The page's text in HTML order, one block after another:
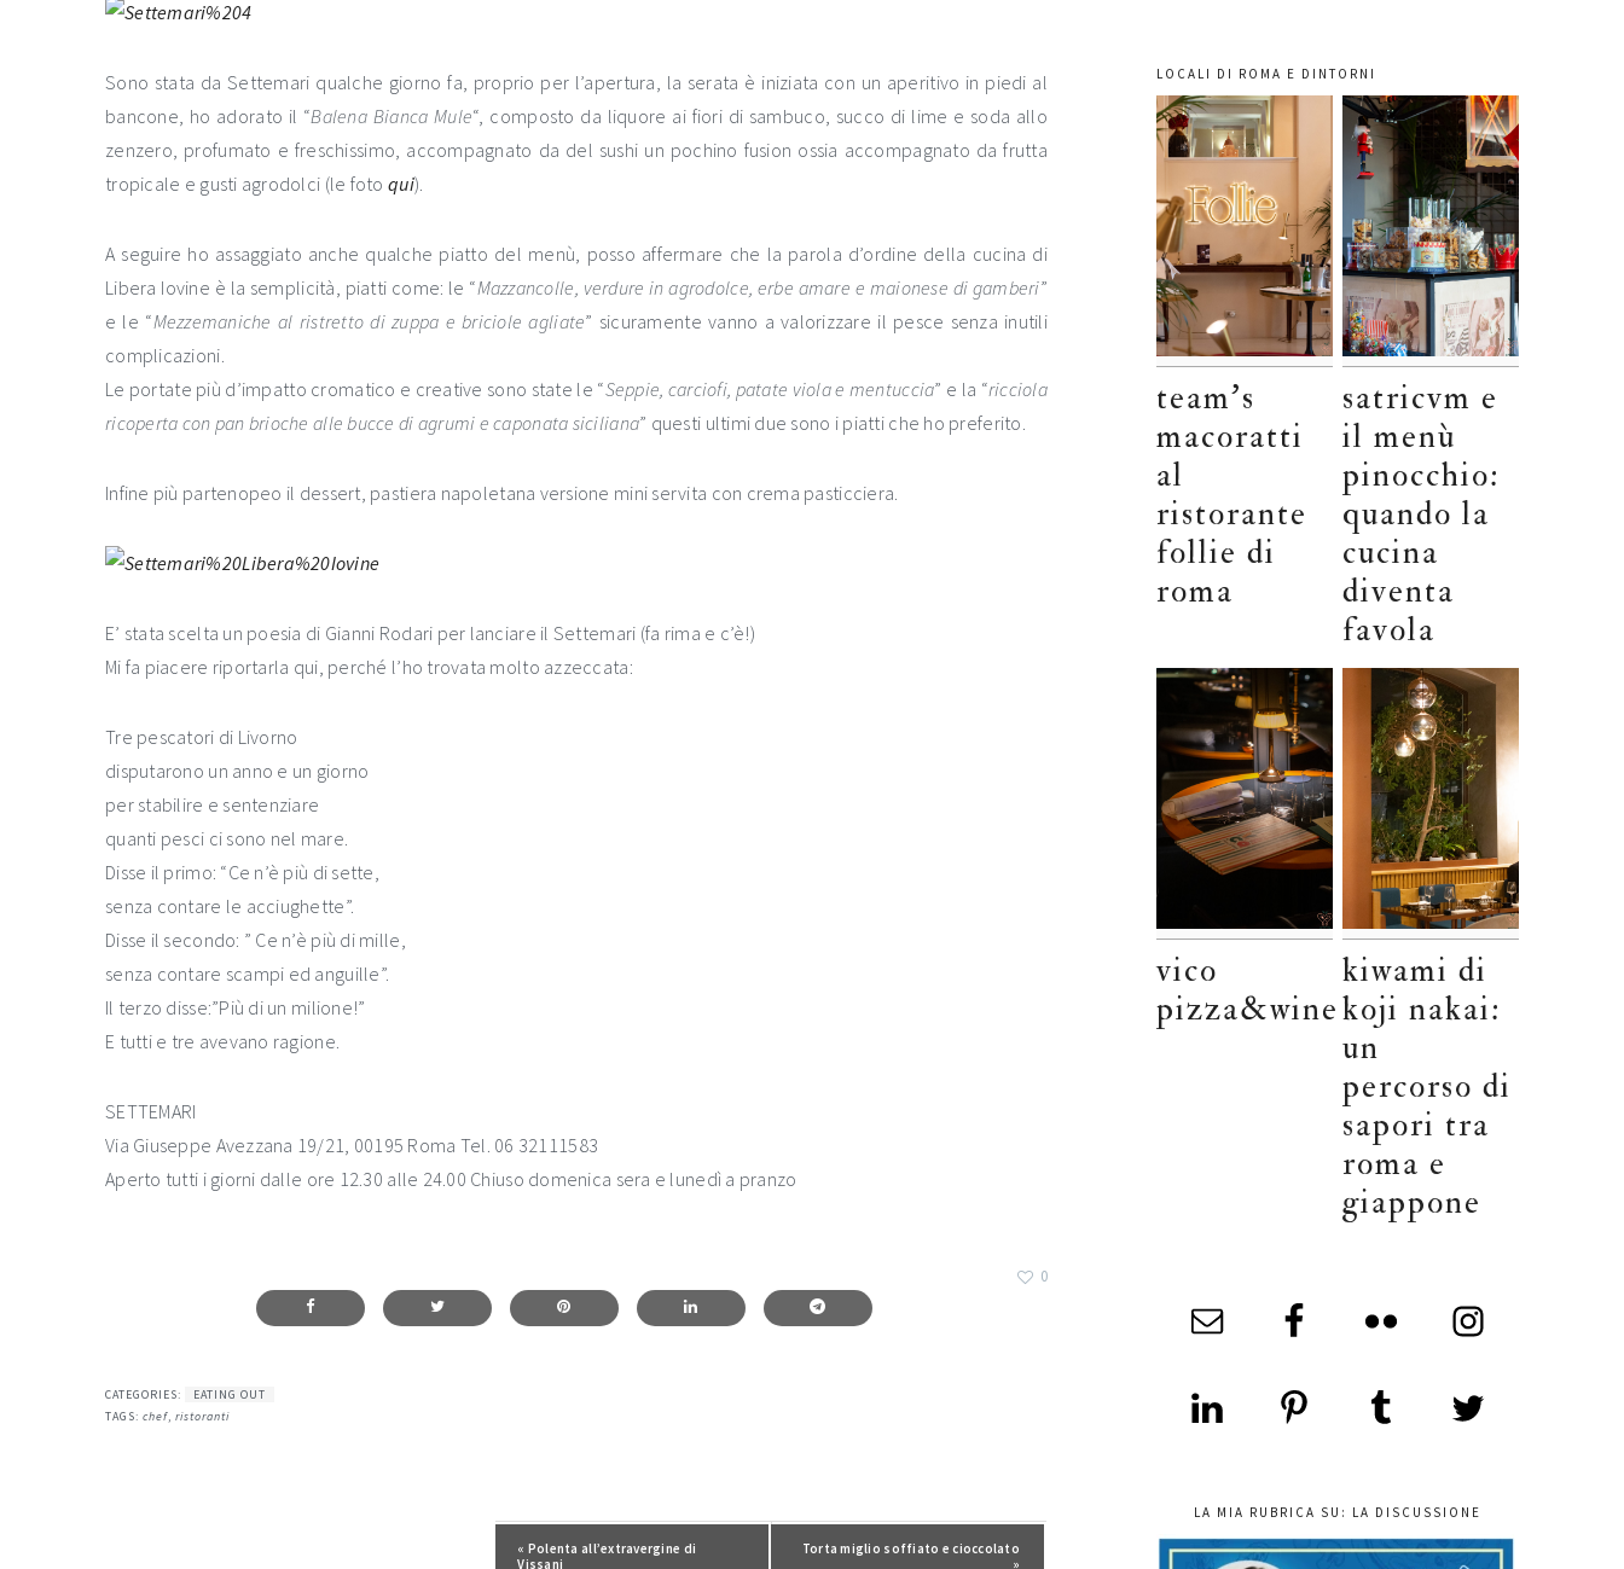
Sono stata da Settemari qualche giorno fa, proprio per l’apertura, la serata è iniziata con un aperitivo in piedi al
bancone, ho adorato il “Balena Bianca Mule“, composto da liquore ai fiori di sambuco, succo di lime e soda allo
zenzero, profumato e freschissimo, accompagnato da del sushi un pochino fusion ossia accompagnato da frutta
tropicale e gusti agrodolci (le foto qui).
A seguire ho assaggiato anche qualche piatto del menù, posso affermare che la parola d’ordine della cucina di
Libera Iovine è la semplicità, piatti come: le “Mazzancolle, verdure in agrodolce, erbe amare e maionese di gamberi”
e le “Mezzemaniche al ristretto di zuppa e briciole agliate” sicuramente vanno a valorizzare il pesce senza inutili
complicazioni.
Le portate più d’impatto cromatico e creative sono state le “Seppie, carciofi, patate viola e mentuccia” e la “ricciola
ricoperta con pan brioche alle bucce di agrumi e caponata siciliana” questi ultimi due sono i piatti che ho preferito.
Infine più partenopeo il dessert, pastiera napoletana versione mini servita con crema pasticciera.
E’ stata scelta un poesia di Gianni Rodari per lanciare il Settemari (fa rima e c’è!)
Mi fa piacere riportarla qui, perché l’ho trovata molto azzeccata:
Tre pescatori di Livorno
disputarono un anno e un giorno
per stabilire e sentenziare
quanti pesci ci sono nel mare.
Disse il primo: “Ce n’è più di sette,
senza contare le acciughette”.
Disse il secondo: ” Ce n’è più di mille,
senza contare scampi ed anguille”.
Il terzo disse:”Più di un milione!”
E tutti e tre avevano ragione.
SETTEMARI
Via Giuseppe Avezzana 19/21, 00195 Roma Tel. 06 32111583
Aperto tutti i giorni dalle ore 12.30 alle 24.00 Chiuso domenica sera e lunedì a pranzo
0
CATEGORIES:
EATING OUT
TAGS: chef, ristoranti
Post precedente:
« Polenta all’extravergine di
Vissani
Post successivo:
Torta miglio soffiato e cioccolato
»
LOCALI DI ROMA E DINTORNI
team’s
macoratti
al
ristorante
follie di
roma
satricvm e
il menù
pinocchio:
quando la
cucina
diventa
favola
vico
pizza&wine
kiwami di
koji nakai:
un
percorso di
sapori tra
roma e
giappone
LA MIA RUBRICA SU: LA DISCUSSIONE